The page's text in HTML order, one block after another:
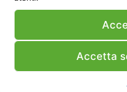
Accetta
sul 2022
zona di mercato,
produttivo,